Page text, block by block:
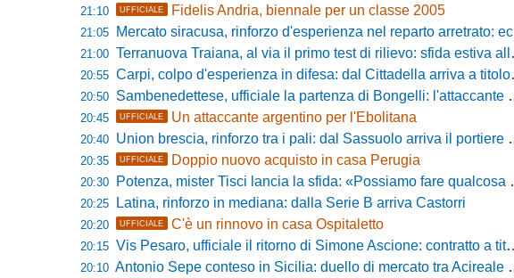
21:10 UFFICIALE Fidelis Andria, biennale per un classe 2005
21:05 Mercato siracusa, rinforzo d'esperienza nel reparto arretrato: ecco Orlando
21:00 Terranuova Traiana, al via il primo test di rilievo: sfida estiva allo Zecchini con il Grosseto
20:55 Carpi, colpo d'esperienza in difesa: dal Cittadella arriva a titolo definitivo Riccardo Gatti
20:50 Sambenedettese, ufficiale la partenza di Bongelli: l'attaccante passa in Serie D
20:45 UFFICIALE Un attaccante argentino per l'Ebolitana
20:40 Union brescia, rinforzo tra i pali: dal Sassuolo arriva il portiere Gioele Zacchi
20:35 UFFICIALE Doppio nuovo acquisto in casa Perugia
20:30 Potenza, mister Tisci lancia la sfida: «Possiamo fare qualcosa di storico e regalarci la trasferta a Genova»
20:25 Latina, rinforzo in mediana: dalla Serie B arriva Castorri
20:20 UFFICIALE C'è un rinnovo in casa Ospitaletto
20:15 Vis Pesaro, ufficiale il ritorno di Simone Ascione: contratto a titolo definitivo fino al 2029
20:10 Antonio Sepe conteso in Sicilia: duello di mercato tra Acireale e Messina